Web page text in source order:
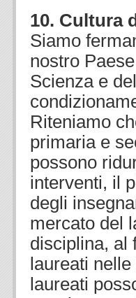
10. Cultura
Siamo
nostro
Scienza e
Riteniamo
primaria e
possono
interventi, il
degli
mercato del
disciplina, al
laureati
laureati